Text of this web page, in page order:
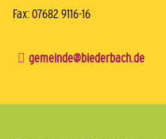
Fax: 07682 9116-16
gemeinde@biederbach.de